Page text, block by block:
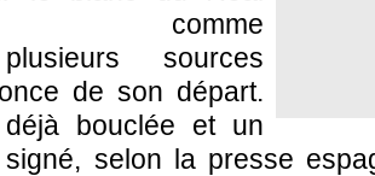
comme
sources
de son départ.
bouclée et un
selon la presse